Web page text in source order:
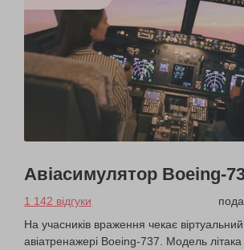
Авіасимулятор Boeing-
1 142 відгуки
На учасників враження чекає
авіатренажері Boeing-737. Модель літака